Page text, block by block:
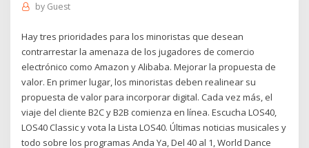
by Guest
Hay tres prioridades para los minoristas que desean
contrarrestar la amenaza de los jugadores de comercio
electrónico como Amazon y Alibaba. Mejorar la propuesta de
valor. En primer lugar, los minoristas deben realinear su
propuesta de valor para incorporar digital. Cada vez más, el
viaje del cliente B2C y B2B comienza en línea. Escucha LOS40,
LOS40 Classic y vota la Lista LOS40. Últimas noticias musicales y
todo sobre los programas Anda Ya, Del 40 al 1, World Dance